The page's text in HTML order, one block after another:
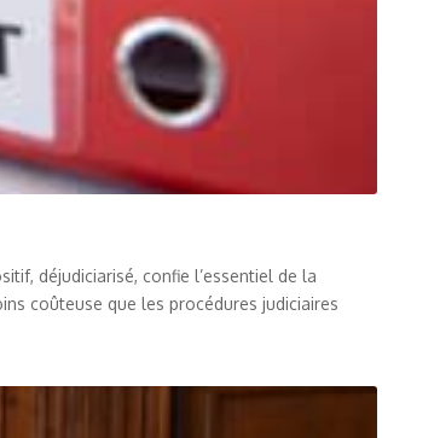
déjudiciarisé, confie l’essentiel de la
coûteuse que les procédures judiciaires